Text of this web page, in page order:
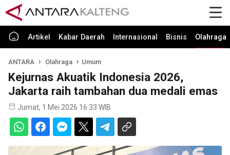
Artikel Kabar Daerah Internasional Bisnis Olahraga
ANTARA Olahraga Umum
Kejurnas Akuatik Indonesia 2026,
Jakarta raih tambahan dua medali emas
Jumat, 1 Mei 2026 16:33 WIB